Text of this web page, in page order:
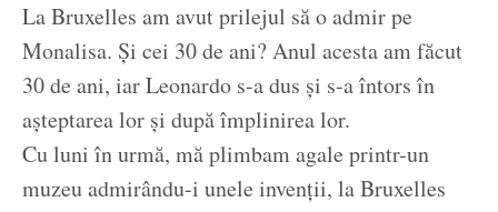
La Bruxelles am avut prilejul să o admir pe
Monalisa. Și cei 30 de ani? Anul acesta am făcut
30 de ani, iar Leonardo s-a dus și s-a întors în
așteptarea lor și după împlinirea lor.
Cu luni în urmă, mă plimbam agale printr-un
muzeu admirându-i unele invenții, la Bruxelles